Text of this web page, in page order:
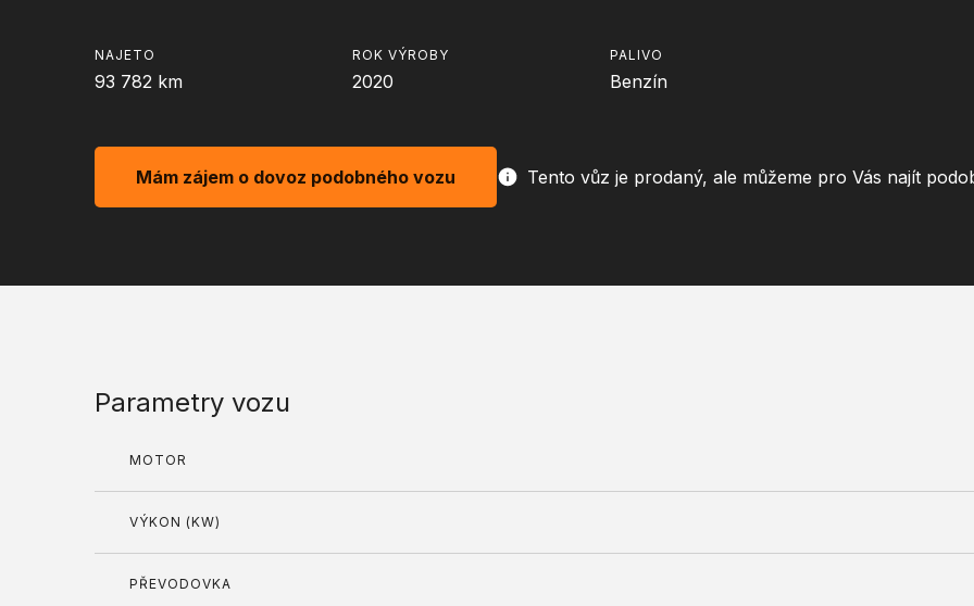
NAJETO
93 782 km
ROK VÝROBY
2020
PALIVO
Benzín
Mám zájem o dovoz podobného vozu Tento vůz je prodaný, ale můžeme pro Vás najít
Parametry vozu
MOTOR
VÝKON (KW)
PŘEVODOVKA